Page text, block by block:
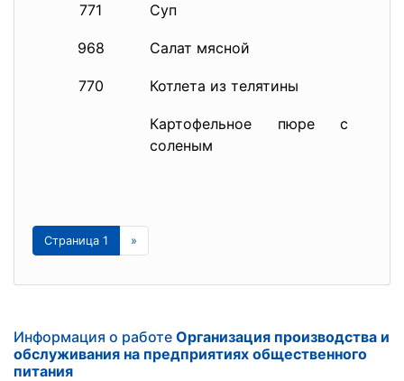
771 Суп
968 Салат мясной
770 Котлета из телятины
Картофельное пюре с
соленым
Страница 1 »
Информация о работе Организация производства и
обслуживания на предприятиях общественного
питания